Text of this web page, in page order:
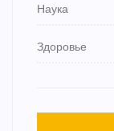
Наука
Здоровье